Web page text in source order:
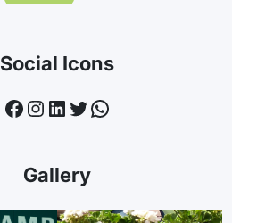
Social Icons
Facebook InstagramLinkedIn Twitter WhatsApp
Gallery